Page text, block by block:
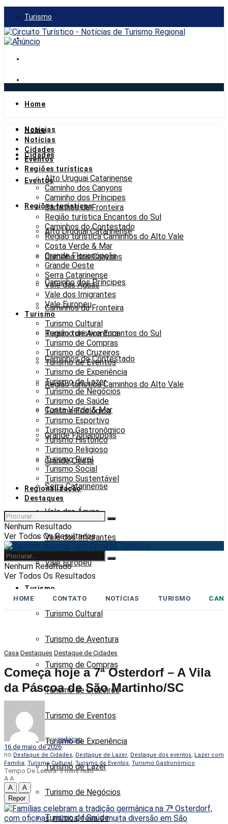
Turismo
Gastronomia
quinta-feira, 6 de agosto de 2026
Home
Notícias
Cidades
Eventos
Regiões turísticas
Alto Uruguai Catarinense
Caminho dos Canyons
Caminho dos Príncipes
Caminhos da Fronteira
Região turística Encantos do Sul
Caminhos do Contestado
Região turística Caminhos do Alto Vale
Costa Verde & Mar
Grande Florianópolis
Grande Oeste
Serra Catarinense
Vale das Águas
Vale dos Imigrantes
Vale Europeu
Turismo
Turismo Cultural
Turismo de Aventura
Turismo de Compras
Turismo de Cruzeiros
Turismo de Eventos
Turismo de Experiência
Turismo de Lazer
Turismo de Negócios
Turismo de Saúde
Home
Notícias
Cidades
Eventos
Regiões turísticas
Alto Uruguai Catarinense
Caminho dos Canyons
Caminho dos Príncipes
Caminhos da Fronteira
Região turística Encantos do Sul
Caminhos do Contestado
Região turística Caminhos do Alto Vale
Costa Verde & Mar
Grande Florianópolis
Grande Oeste
Serra Catarinense
Vale das Águas
Vale dos Imigrantes
Vale Europeu
Turismo
Turismo Cultural
Turismo de Aventura
Turismo de Compras
Turismo de Cruzeiros
Turismo de Eventos
Turismo de Experiência
Turismo de Lazer
Turismo de Negócios
Turismo de Saúde
Turismo Ecológico
Turismo Esportivo
Turismo Gastronômico
Turismo Histórico
Turismo Religioso
Turismo Rural
Turismo Social
Turismo Sustentável
Regionalização
Destaques
Nenhum Resultado
Ver Todos Os Resultados
Nenhum Resultado
Ver Todos Os Resultados
HOME CONTATO NOTÍCIAS TURISMO
Casa Destaques Destaque de Cidades
Começa hoje a 7ª Osterdorf – A Vila
da Páscoa de São Martinho/SC
por redacao
16 de maio de 2026
no Destaque de Cidades Destaque de Lazer Destaque dos eventos
Lazer com
Família Turismo Cultural Turismo de Eventos Turismo Gastronômico
Tempo De Leitura: 3 mins read
A A
A
A
Repor